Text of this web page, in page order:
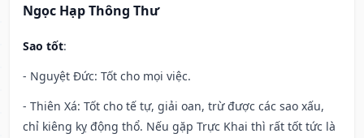
Ngọc Hạp Thông Thư
Sao tốt:
- Nguyệt Đức: Tốt cho mọi việc.
- Thiên Xá: Tốt cho tế tự, giải oan, trừ được các sao xấu,
chỉ kiêng kỵ động thổ. Nếu gặp Trực Khai thì rất tốt tức là